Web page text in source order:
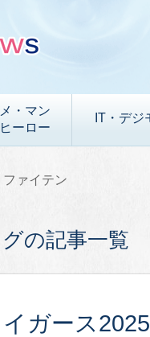
・マン
ーロー
IT・デジ
ファイテン
の記事一覧
ガース